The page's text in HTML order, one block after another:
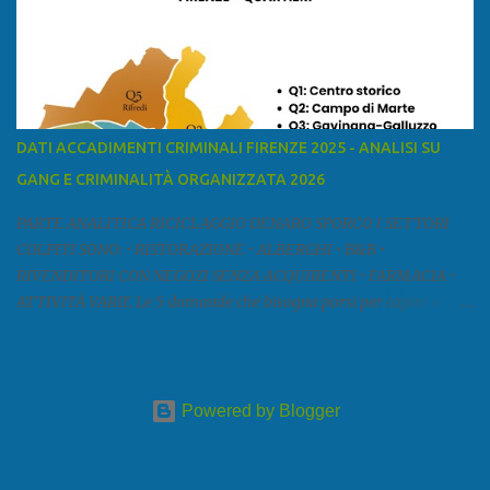
a est con le province di Pistoia e di Firenze, a sud con la provincia di
Lucca Ÿ la Versilia Ÿ la Media Valle del Serchio Ÿ la Garfagnana
Fonte: wikipedia Presenze mafiose e criminali (principali) Le
presenze mafiose in provincia sono assai rilevanti. Si segnala che
nella relazione del 2001 della Commissione parlamentare
Livorno e Lucca agiscono i clan dei Fedele...” Dalla ricerc...
DATI ACCADIMENTI CRIMINALI FIRENZE 2025 - ANALISI SU
GANG E CRIMINALITÀ ORGANIZZATA 2026
PARTE ANALITICA RICICLAGGIO DENARO SPORCO I SETTORI
COLPITI SONO: • RISTORAZIONE • ALBERGHI • B&B •
RIVENDITORI CON NEGOZI SENZA ACQUIRENTI • FARMACIA •
ATTIVITÀ VARIE Le 5 domande che bisogna porsi per capire e
fa? Il mestiere scelto di chi dal nulla compare in un territorio può
Powered by Blogger